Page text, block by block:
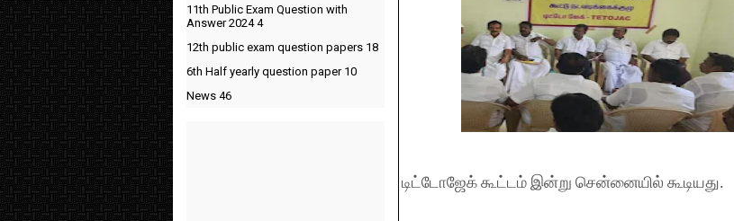
டிட்டோஜேக் கூட்டம் இன்று சென்னையில் கூடியது.
11th Public Exam Question with
Answer 20244
12th public exam question papers 18
6th Half yearly question paper 10
News 46